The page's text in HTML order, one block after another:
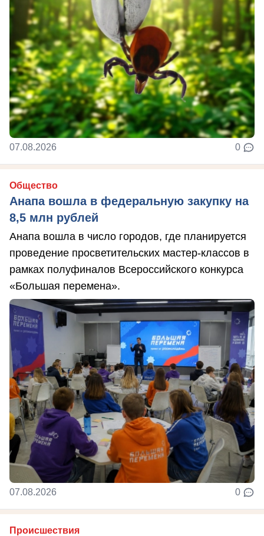
07.08.2026 0
Общество
Анапа вошла в федеральную закупку на
8,5 млн рублей
Анапа вошла в число городов, где планируется
проведение просветительских мастер-классов в
рамках полуфиналов Всероссийского конкурса
«Большая перемена».
07.08.2026 0
Происшествия